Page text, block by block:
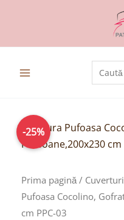
Caută
după:
-25%
Prima pagină/
Pufoasa Cocolino,
cm PPC-03
inițial
fost: